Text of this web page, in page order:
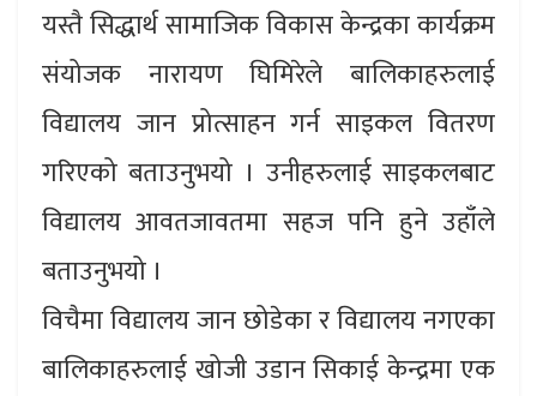
यस्तै सिद्धार्थ सामाजिक विकास केन्द्रका कार्यक्रम
संयोजक नारायण घिमिरेले बालिकाहरुलाई
विद्यालय जान प्रोत्साहन गर्न साइकल वितरण
गरिएको बताउनुभयो । उनीहरुलाई साइकलबाट
विद्यालय आवतजावतमा सहज पनि हुने उहाँले
बताउनुभयो ।
विचैमा विद्यालय जान छोडेका र विद्यालय नगएका
बालिकाहरुलाई खोजी उडान सिकाई केन्द्रमा एक